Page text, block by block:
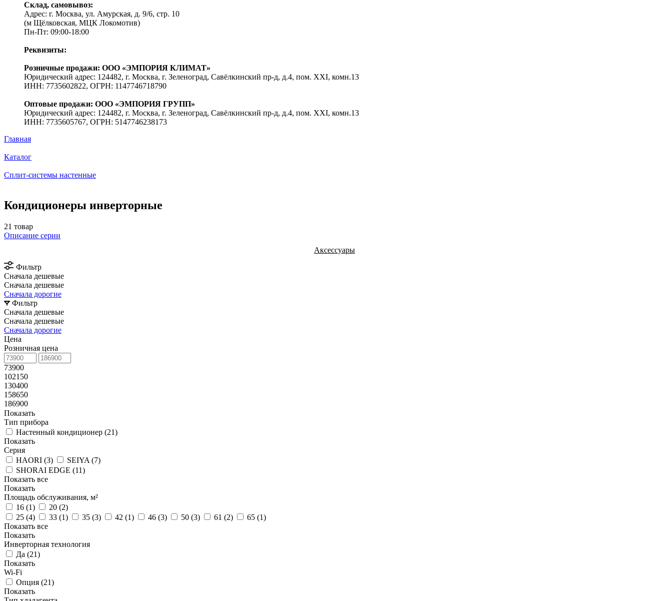
Склад, самовывоз:
Адрес: г. Москва, ул. Амурская, д. 9/6, стр. 10
(м Щёлковская, МЦК Локомотив)
Пн-Пт: 09:00-18:00
Реквизиты:
Розничные продажи: ООО «ЭМПОРИЯ КЛИМАТ»
Юридический адрес: 124482, г. Москва, г. Зеленоград, Савёлкинский пр-д, д.4, пом. XXI, комн.13
ИНН: 7735602822, ОГРН: 1147746718790
Оптовые продажи: ООО «ЭМПОРИЯ ГРУПП»
Юридический адрес: 124482, г. Москва, г. Зеленоград, Савёлкинский пр-д, д.4, пом. XXI, комн.13
ИНН: 7735605767, ОГРН: 5147746238173
Главная
Каталог
Сплит-системы настенные
Кондиционеры инверторные
21 товар
Описание серии
Аксессуары
Фильтр
Сначала дешевые
Сначала дешевые
Сначала дорогие
Фильтр
Сначала дешевые
Сначала дешевые
Сначала дорогие
Цена
Розничная цена
73900
102150
130400
158650
186900
Показать
Тип прибора
Настенный кондиционер (21)
Показать
Серия
HAORI (3) SEIYA (7)
SHORAI EDGE (11)
Показать все
Показать
Площадь обслуживания, м²
16 (1) 20 (2)
25 (4) 33 (1) 35 (3) 42 (1) 46 (3) 50 (3) 61 (2) 65 (1)
Показать все
Показать
Инверторная технология
Да (21)
Показать
Wi-Fi
Опция (21)
Показать